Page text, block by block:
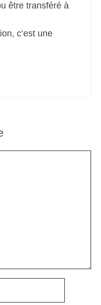
être transféré à
c’est une